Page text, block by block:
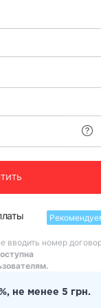
вводить номер
не менее 5 грн.